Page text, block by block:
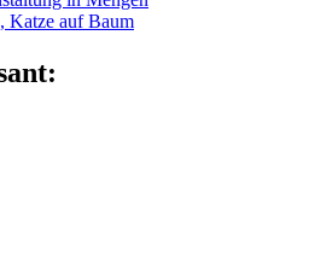
Katze auf Baum